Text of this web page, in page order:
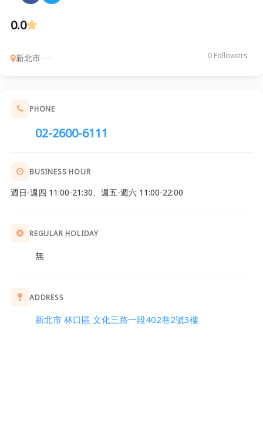
0.0
新北市 0 Followers
PHONE
02-2600-6111
BUSINESS HOUR
週日-週四 11:00-21:30、週五-週六 11:00-22:00
REGULAR HOLIDAY
無
ADDRESS
新北市 林口區 文化三路一段402巷2號3樓